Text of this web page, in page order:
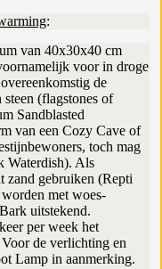
:
van 40x30x40 cm
voor in droge
de
(flagstones of
Sandblasted
van een Cozy Cave of
toch mag
Waterdish). Als
zand gebruiken (Repti
met woes-
uitstekend.
per week het
de verlichting en
Lamp in aanmerking.